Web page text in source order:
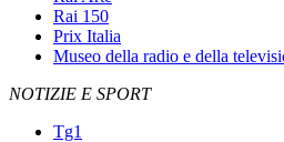
Rai 150
Prix Italia
Museo della radio e della
NOTIZIE E SPORT
Tg1